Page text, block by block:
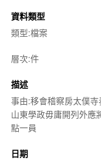
資料類型
類型:檔案
層次:件
描述
事由:移會稽察房太僕
山東學政毋庸開列外應
點一員
日期